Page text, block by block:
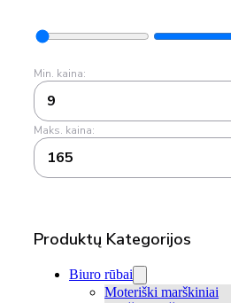
Min. kaina:
9
Maks. kaina:
165
Produktų Kategorijos
Biuro rūbai
Moteriški marškiniai